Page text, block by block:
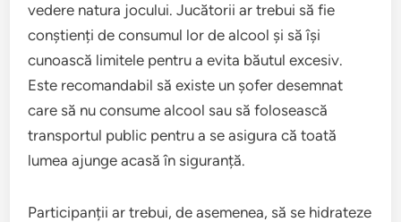
vedere natura jocului. Jucătorii ar trebui să fie
conștienți de consumul lor de alcool și să își
cunoască limitele pentru a evita băutul excesiv.
Este recomandabil să existe un șofer desemnat
care să nu consume alcool sau să folosească
transportul public pentru a se asigura că toată
lumea ajunge acasă în siguranță.
Participanții ar trebui, de asemenea, să se hidrateze